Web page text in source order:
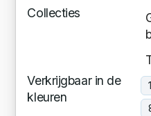
Collecties
Verkrijgbaar in de
kleuren